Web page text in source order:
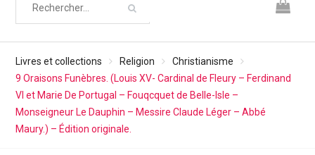
Livres et collections Religion
Christianisme
9 Oraisons Funèbres. (Louis XV- Cardinal de Fleury – Ferdinand
VI et Marie De Portugal – Fouqcquet de Belle-Isle –
Monseigneur Le Dauphin – Messire Claude Léger – Abbé
Maury.) – Édition originale.